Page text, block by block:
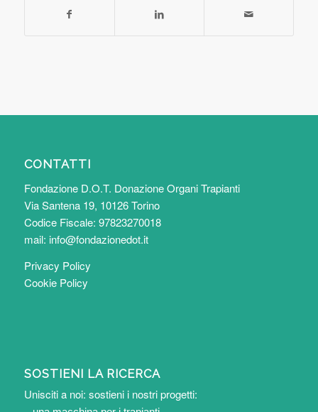
CONTATTI
Fondazione D.O.T. Donazione Organi Trapianti
Via Santena 19, 10126 Torino
Codice Fiscale: 97823270018
mail: info@fondazionedot.it
Privacy Policy
Cookie Policy
SOSTIENI LA RICERCA
Unisciti a noi: sostieni i nostri progetti: